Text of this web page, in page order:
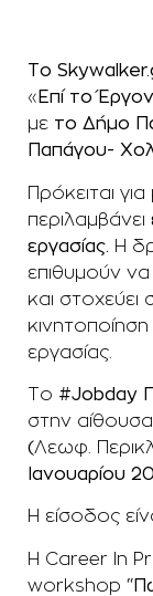
Το
« Επί το Έργον
με το Δήμο
Παπάγου-
Πρόκειται
περιλαμβάνει
εργασίας. Η
επιθυμούν να
και
εργασίας.
Το #Jobday
στην αίθουσα
(Λεωφ.
Ιανουαρίου
Η είσοδος
Η Career In
workshop “